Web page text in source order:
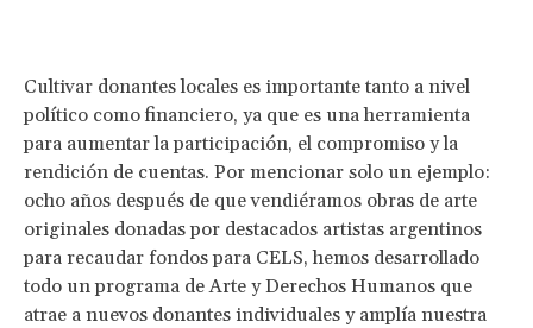
Cultivar donantes locales es importante tanto a nivel
político como financiero, ya que es una herramienta
para aumentar la participación, el compromiso y la
rendición de cuentas. Por mencionar solo un ejemplo:
ocho años después de que vendiéramos obras de arte
originales donadas por destacados artistas argentinos
para recaudar fondos para CELS, hemos desarrollado
todo un programa de Arte y Derechos Humanos que
atrae a nuevos donantes individuales y amplía nuestra